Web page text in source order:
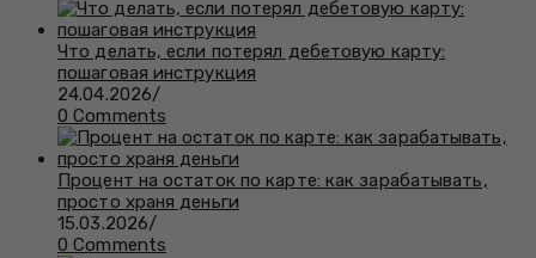
Что делать, если потерял дебетовую карту:
пошаговая инструкция
24.04.2026/
0 Comments
Процент на остаток по карте: как зарабатывать,
просто храня деньги
15.03.2026/
0 Comments